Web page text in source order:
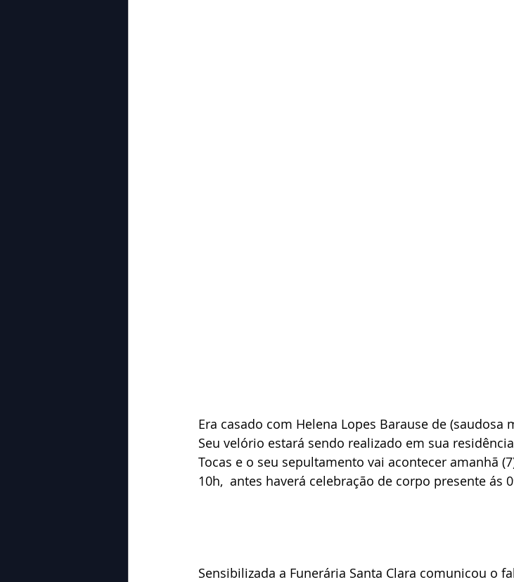
Era casado com Helena Lopes Barause de (saudosa
Seu velório estará sendo realizado em sua
Tocas e o seu sepultamento vai acontecer amanhã
10h,  antes haverá celebração de corpo presente ás
Sensibilizada a Funerária Santa Clara comunicou o